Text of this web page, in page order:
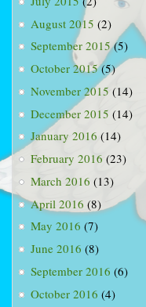
August 2015 (2)
September 2015(5)
October 2015(5)
November 2015 (14)
December 2015 (14)
January 2016 (14)
February 2016 (23)
March 2016 (13)
April 2016 (8)
May 2016 (7)
June 2016 (8)
September 2016 (6)
October 2016 (4)